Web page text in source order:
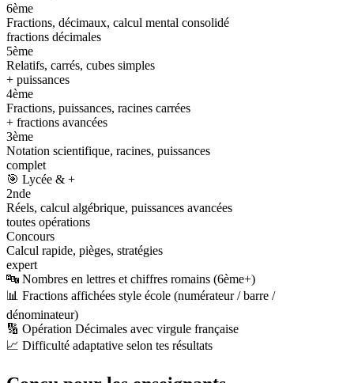
6ème
Fractions, décimaux, calcul mental consolidé
fractions décimales
5ème
Relatifs, carrés, cubes simples
+ puissances
4ème
Fractions, puissances, racines carrées
+ fractions avancées
3ème
Notation scientifique, racines, puissances
complet
🎯 Lycée & +
2nde
Réels, calcul algébrique, puissances avancées
toutes opérations
Concours
Calcul rapide, pièges, stratégies
expert
🔤 Nombres en lettres et chiffres romains (6ème+)
📊 Fractions affichées style école (numérateur / barre /
dénominateur)
🔢 Opération Décimales avec virgule française
📈 Difficulté adaptative selon tes résultats